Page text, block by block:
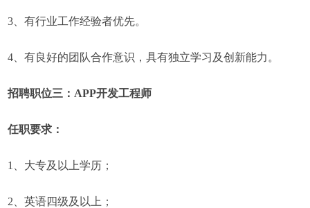
3、有行业工作经验者优先。
4、有良好的团队合作意识，具有独立学习及创新能力。
招聘职位三：APP开发工程师
任职要求：
1、大专及以上学历；
2、英语四级及以上；